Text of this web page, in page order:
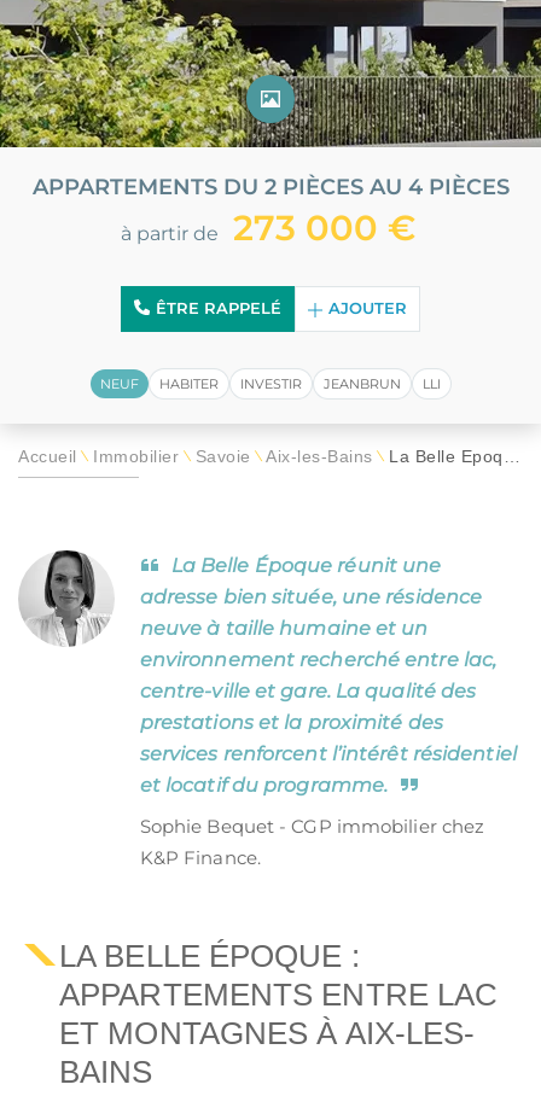
APPARTEMENTS DU 2 PIÈCES AU 4 PIÈCES
à partir de 273 000 €
ÊTRE RAPPELÉ AJOUTER
NEUF HABITER INVESTIR JEANBRUN LLI
Accueil \ Immobilier \ Savoie \ Aix-les-Bains \ La Belle Époque
La Belle Époque réunit une
adresse bien située, une résidence
neuve à taille humaine et un
environnement recherché entre lac,
centre-ville et gare. La qualité des
prestations et la proximité des
services renforcent l’intérêt résidentiel
et locatif du programme.
Sophie Bequet - CGP immobilier chez
K&P Finance.
LA BELLE ÉPOQUE :
APPARTEMENTS ENTRE LAC
ET MONTAGNES À AIX-LES-
BAINS